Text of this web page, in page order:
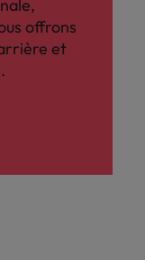
offrons
et